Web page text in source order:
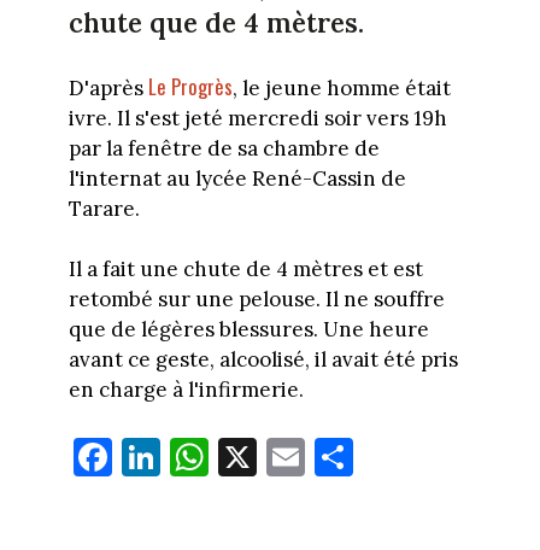
chute que de 4 mètres.
D'après Le Progrès, le jeune homme était
ivre. Il s'est jeté mercredi soir vers 19h
par la fenêtre de sa chambre de
l'internat au lycée René-Cassin de
Tarare.
Il a fait une chute de 4 mètres et est
retombé sur une pelouse. Il ne souffre
que de légères blessures. Une heure
avant ce geste, alcoolisé, il avait été pris
en charge à l'infirmerie.
Fa
ce
Li
nk
W
ha
X E
m
Pa
rt